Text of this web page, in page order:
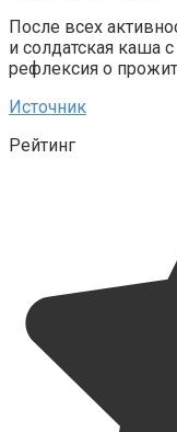
После всех
и солдатская каша
рефлексия о
Источник
Рейтинг